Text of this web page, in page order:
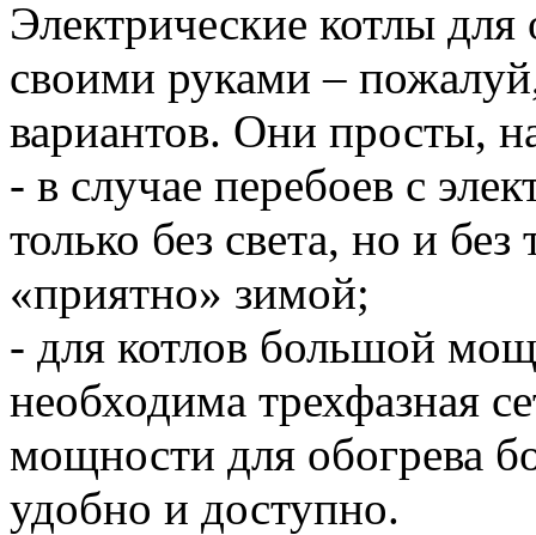
Электрические котлы
своими руками –
вариантов. Они просты,
- в случае перебоев с
только без света, но и
«приятно» зимой;
- для котлов большой
необходима трехфазная
мощности для обогрева
удобно и доступно.